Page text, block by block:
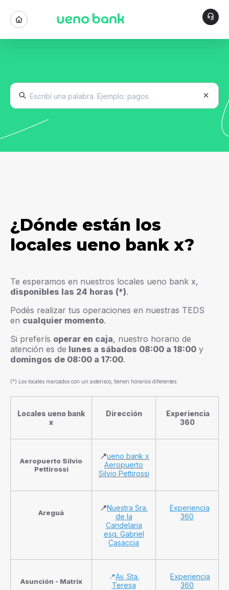
¿Dónde están los
locales ueno bank x?
Te esperamos en nuestros locales ueno bank x,
disponibles las 24 horas (*).
Podés realizar tus operaciones en nuestras TEDS
en cualquier momento.
Si preferís operar en caja, nuestro horario de
atención es de lunes a sábados 08:00 a 18:00 y
domingos de 08:00 a 17:00.
(*) Los locales marcados con un asterisco, tienen horarios diferentes.
Locales ueno bank
x
Dirección
Experiencia
360
Aeropuerto Silvio
Pettirossi
📍ueno bank x
Aeropuerto
Silvio Pettirossi
Areguá
📍Nuestra Sra.
de la
Candelaria
esq. Gabriel
Casaccia
Experiencia
360
Asunción - Matrix
📍Av. Sta.
Teresa
Experiencia
360